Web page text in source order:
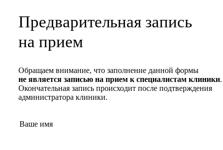
Предварительная запись
на прием
Обращаем внимание, что заполнение данной формы
не является записью на прием к специалистам клиники.
Окончательная запись происходит после подтверждения
администратора клиники.